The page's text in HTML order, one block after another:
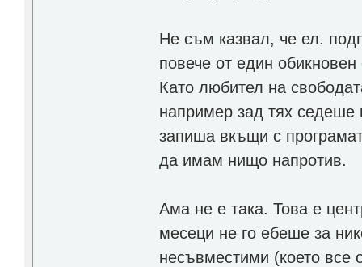
Не съм казвал, че ел.
повече от един
Като любител на
например зад тях
запиша вкъщи с
да имам нищо напротив.
Ама не е така. Това е
месеци не го ебеше за
несъвместими (което все